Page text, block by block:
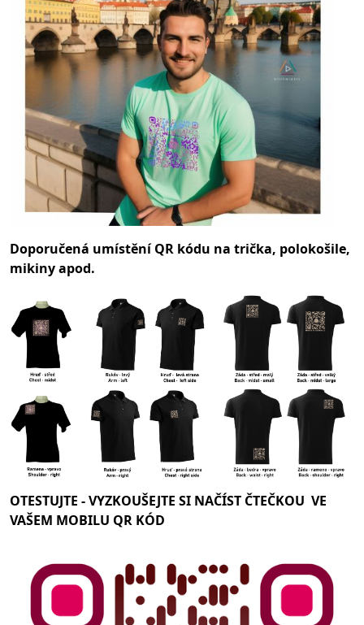
Doporučená umístění QR kódu na trička, polokošile,
mikiny apod.
OTESTUJTE -VYZKOUŠEJTE SI NAČÍST ČTEČKOU VE
VAŠEM MOBILU QR KÓD